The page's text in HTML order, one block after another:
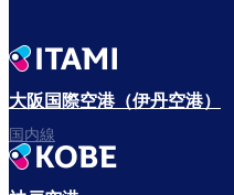
大阪国際空港（伊丹空港）
国内線